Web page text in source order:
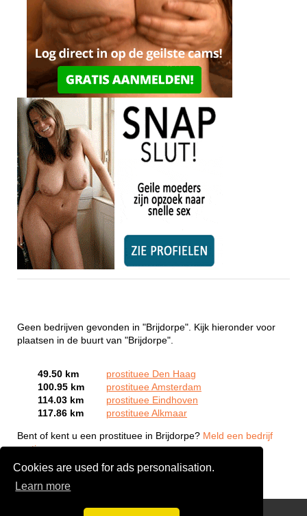
Cookies are used for ads personalisation.
Learn more
Geen bedrijven gevonden in "Brijdorpe". Kijk hieronder voor
plaatsen in de buurt van "Brijdorpe".
49.50 km
prostituee Den Haag
100.95 km
prostituee Amsterdam
114.03 km
prostituee Eindhoven
117.86 km
prostituee Alkmaar
Bent of kent u een prostituee in Brijdorpe? Meld een bedrijf
gratis aan